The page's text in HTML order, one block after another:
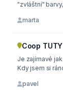
"zvláštní"
marta
Coop
Je zajímavé
Kdy jsem si
pavel